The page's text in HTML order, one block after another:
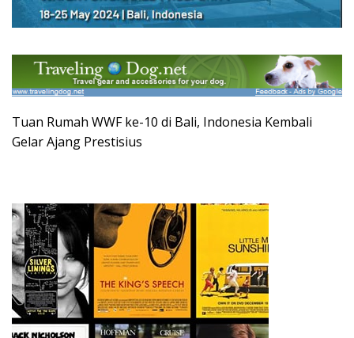
Tuan Rumah WWF ke-10 di Bali, Indonesia Kembali
Gelar Ajang Prestisius